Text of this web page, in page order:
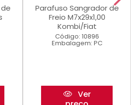
Parafuso Sangrador de
Freio M7x29x1,00
Kombi/Fiat
Código: 10896
Embalagem: PC
Ver